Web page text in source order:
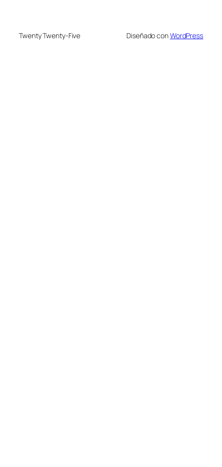
Twenty Twenty-Five Diseñado conWordPress